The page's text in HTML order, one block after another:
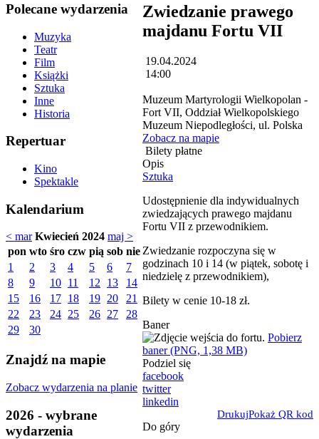
Polecane wydarzenia
Muzyka
Teatr
Film
Książki
Sztuka
Inne
Historia
Repertuar
Kino
Spektakle
Kalendarium
< mar Kwiecień 2024 maj >
pon wto śro czw pią sob nie
1
2 3 4 5 6
7
8
9 10 11 12 13
14
15
16 17 18 19 20
21
22
23 24 25 26 27
28
29
30
Znajdź na mapie
Zobacz wydarzenia na planie
2026 - wybrane
wydarzenia
Zwiedzanie prawego
majdanu Fortu VII
19.04.2024
14:00
Muzeum Martyrologii Wielkopolan -
Fort VII, Oddział Wielkopolskiego
Muzeum Niepodległości, ul. Polska
Zobacz na mapie
Bilety płatne
Opis
Sztuka
Udostępnienie dla indywidualnych
zwiedzających prawego majdanu
Fortu VII z przewodnikiem.
Zwiedzanie rozpoczyna się w
godzinach 10 i 14 (w piątek, sobotę i
niedzielę z przewodnikiem),
Bilety w cenie 10-18 zł.
Baner
Pobierz
baner (PNG, 1,38 MB)
Podziel się
facebook
twitter
linkedin
DrukujPokaż QR kod
Do góry